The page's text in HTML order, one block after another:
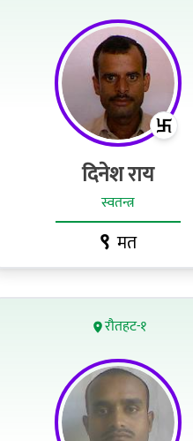
दिनेश राय
स्वतन्त्र
९ मत
रौतहट-१